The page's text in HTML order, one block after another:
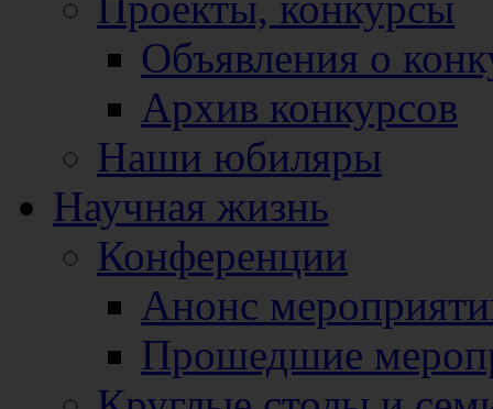
Объявления о
Архив конкурсов
Наши юбиляры
Научная жизнь
Конференции
Анонс
Прошедшие